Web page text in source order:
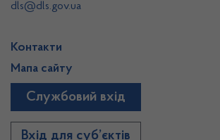
dls@dls.gov.ua
Контакти
Мапа сайту
Службовий вхід
Вхід для суб’єктів